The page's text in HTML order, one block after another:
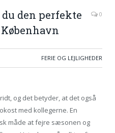
den perfekte
0
FERIE OG LEJLIGHEDER
og det betyder, at det også
med kollegerne. En
måde at fejre sæsonen og